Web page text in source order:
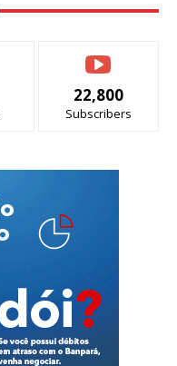
22,800
Subscribers